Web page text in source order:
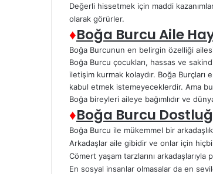
Değerli hissetmek için maddi
olarak görürler.
♦Boğa Burcu Aile
Boğa Burcunun en belirgin özelliği
Boğa Burcu çocukları, hassas ve
iletişim kurmak kolaydır. Boğa
kabul etmek istemeyeceklerdir. Ama
Boğa bireyleri aileye bağımlıdır ve
♦Boğa Burcu
Boğa Burcu ile mükemmel bir
Arkadaşlar aile gibidir ve onlar için
Cömert yaşam tarzlarını arkadaşlarıyla
En sosyal insanlar olmasalar da en